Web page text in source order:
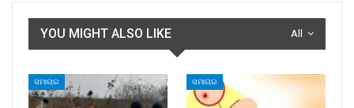
All
YOU MIGHT ALSO LIKE
ସମାଚାର ସମାଚାର